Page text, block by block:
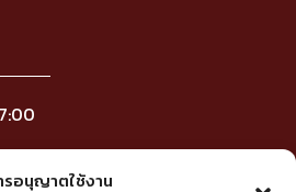
รอนุญาตใช้งาน